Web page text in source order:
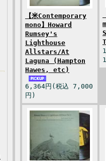
【米Contemporary
mono】Howard
Rumsey's
Lighthouse
Allstars/At
Laguna (Hampton
Hawes, etc)
6,364円(税込 7,000
円)